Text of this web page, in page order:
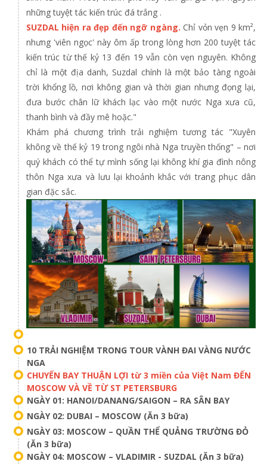
những tuyệt tác kiến trúc đá trắng .
SUZDAL hiện ra đẹp đến ngỡ ngàng. Chỉ vỏn vẹn 9 km²,
nhưng 'viên ngọc' này ôm ấp trong lòng hơn 200 tuyệt tác
kiến trúc từ thế kỷ 13 đến 19 vẫn còn vẹn nguyên. Không
chỉ là một địa danh, Suzdal chính là một bảo tàng ngoài
trời khổng lồ, nơi không gian và thời gian nhưng đọng lại,
đưa bước chân lữ khách lạc vào một nước Nga xưa cũ,
thanh bình và đầy mê hoặc."
Khám phá chương trình trải nghiệm tương tác "Xuyên
không về thế kỷ 19 trong ngôi nhà Nga truyền thống" – nơi
quý khách có thể tự mình sống lại không khí gia đình nông
thôn Nga xưa và lưu lại khoảnh khắc với trang phục dân
gian đặc sắc.
10 TRẢI NGHIỆM TRONG TOUR VÀNH ĐAI VÀNG NƯỚC
NGA
CHUYẾN BAY THUẬN LỢI từ 3 miền của Việt Nam ĐẾN
MOSCOW VÀ VỀ TỪ ST PETERSBURG
NGÀY 01: HANOI/DANANG/SAIGON – RA SÂN BAY
NGÀY 02: DUBAI – MOSCOW (Ăn 3 bữa)
NGÀY 03: MOSCOW – QUẦN THỂ QUẢNG TRƯỜNG ĐỎ
(Ăn 3 bữa)
NGÀY 04: MOSCOW – VLADIMIR - SUZDAL (Ăn 3 bữa)